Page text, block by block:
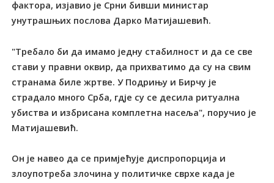
фактора, изјавио је Срни бивши министар
унутрашњих послова Дарко Матијашевић.
"Требало би да имамо једну стабилност и да се све
стави у правни оквир, да прихватимо да су на свим
странама биле жртве. У Подрињу и Бирчу је
страдало много Срба, гдје су се десила ритуална
убиства и избрисана комплетна насеља", поручио је
Матијашевић.
Он је навео да се примјећује диспропорција и
злоупотреба злочина у политичке сврхе када је